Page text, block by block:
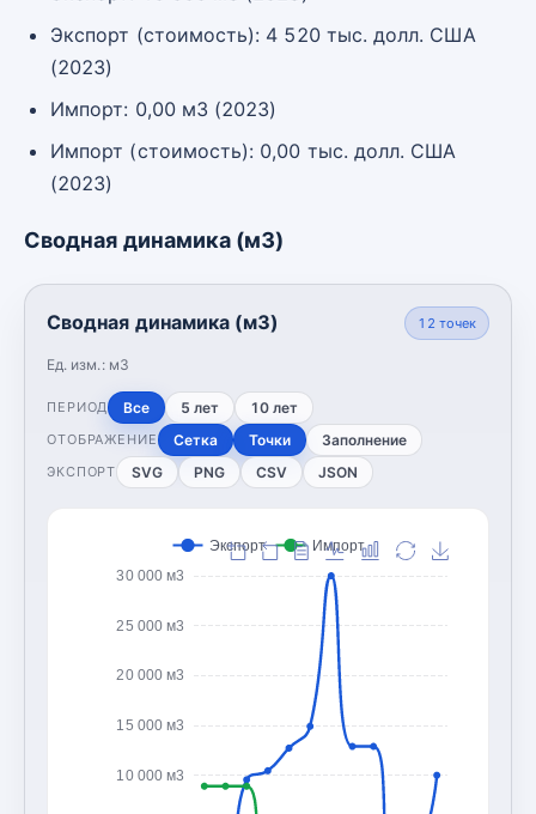
Экспорт (стоимость): 4 520 тыс. долл. США
(2023)
Импорт: 0,00 м3 (2023)
Импорт (стоимость): 0,00 тыс. долл. США
(2023)
Сводная динамика (м3)
Сводная динамика (м3)
Ед. изм.: м3
12 точек
ПЕРИОД Все 5 лет 10 лет
ОТОБРАЖЕНИЕ Сетка Точки Заполнение
ЭКСПОРТ SVG PNG CSV JSON
10 000 м3
15 000 м3
20 000 м3
25 000 м3
30 000 м3
Экспорт Импорт